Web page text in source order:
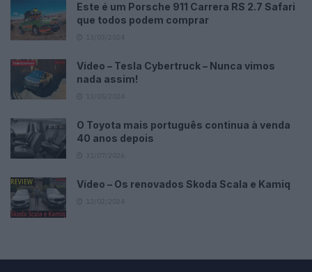
Este é um Porsche 911 Carrera RS 2.7 Safari
que todos podem comprar
Vídeo – Tesla Cybertruck – Nunca vimos
nada assim!
O Toyota mais português continua à venda
40 anos depois
Vídeo – Os renovados Skoda Scala e Kamiq